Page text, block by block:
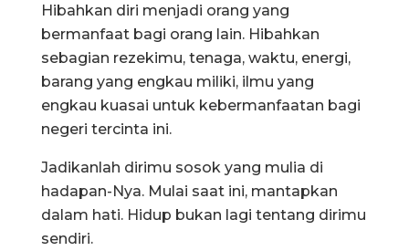
Hibahkan diri menjadi orang yang
bermanfaat bagi orang lain. Hibahkan
sebagian rezekimu, tenaga, waktu, energi,
barang yang engkau miliki, ilmu yang
engkau kuasai untuk kebermanfaatan bagi
negeri tercinta ini.
Jadikanlah dirimu sosok yang mulia di
hadapan-Nya. Mulai saat ini, mantapkan
dalam hati. Hidup bukan lagi tentang dirimu
sendiri.